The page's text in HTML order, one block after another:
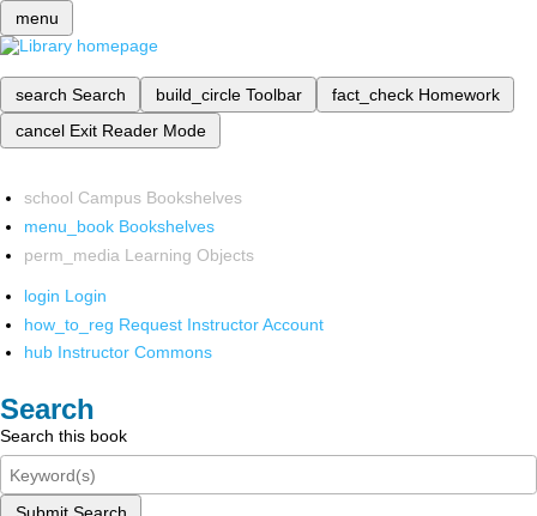
menu
search Search build_circle Toolbar fact_check Homework
cancel Exit Reader Mode
school Campus Bookshelves
menu_book Bookshelves
perm_media Learning Objects
login Login
how_to_reg Request Instructor Account
hub Instructor Commons
Search
Search this book
Submit Search